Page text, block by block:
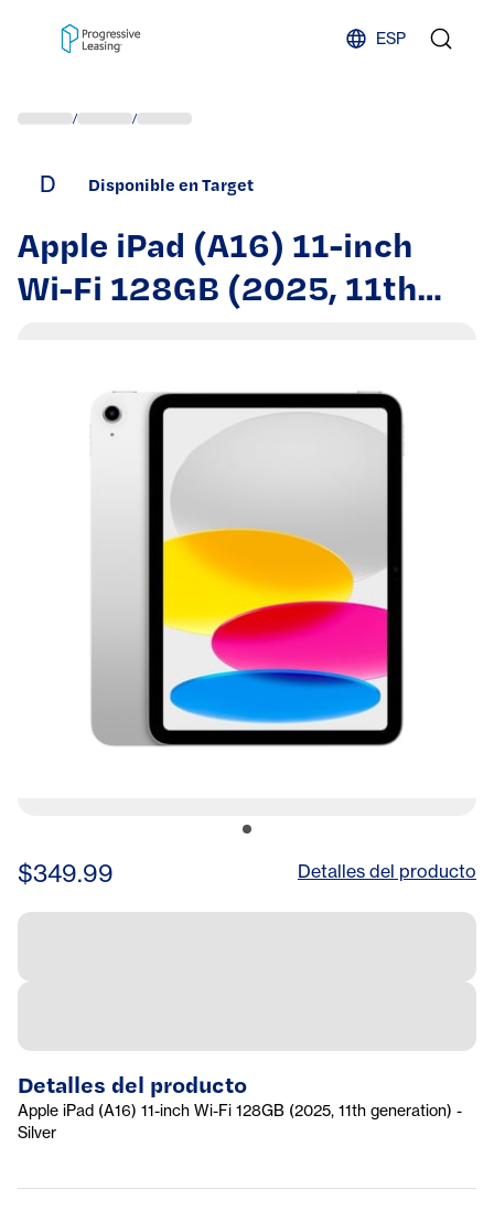
ESP
/ /
D Disponible en Target
Apple iPad (A16) 11-inch
Wi-Fi 128GB (2025, 11th
$349.99 Detalles del producto
Detalles del producto
Apple iPad (A16) 11-inch Wi-Fi 128GB (2025, 11th generation) -
Silver